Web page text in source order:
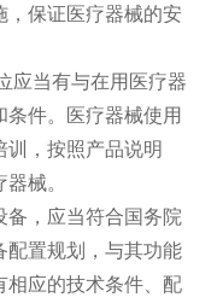
，保证医疗器械的安
应当有与在用医疗器
件。医疗器械使用
训，按照产品说明
械。
备，应当符合国务院
配置规划，与其功能
相应的技术条件、配